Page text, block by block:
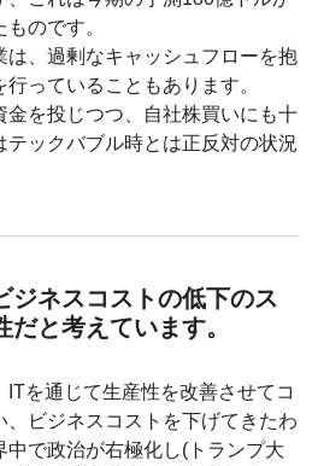
のです。
は、過剰なキャッシュフローを抱
っていることもあります。
金を投じつつ、自社株買いにも十
ックバブル時とは正反対の状況
ジネスコストの低下のス
と考えています。
を通じて生産性を改善させてコ
、ビジネスコストを下げてきたわ
中で政治が右極化し(トランプ大